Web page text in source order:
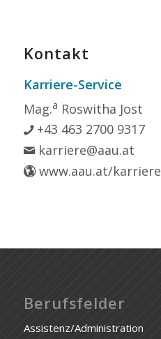
Kontakt
Karriere-Service
Mag.a Roswitha Jost
+43 463 2700 9317
karriere@aau.at
www.aau.at/karriere
Berufsfelder
Assistenz/Administration